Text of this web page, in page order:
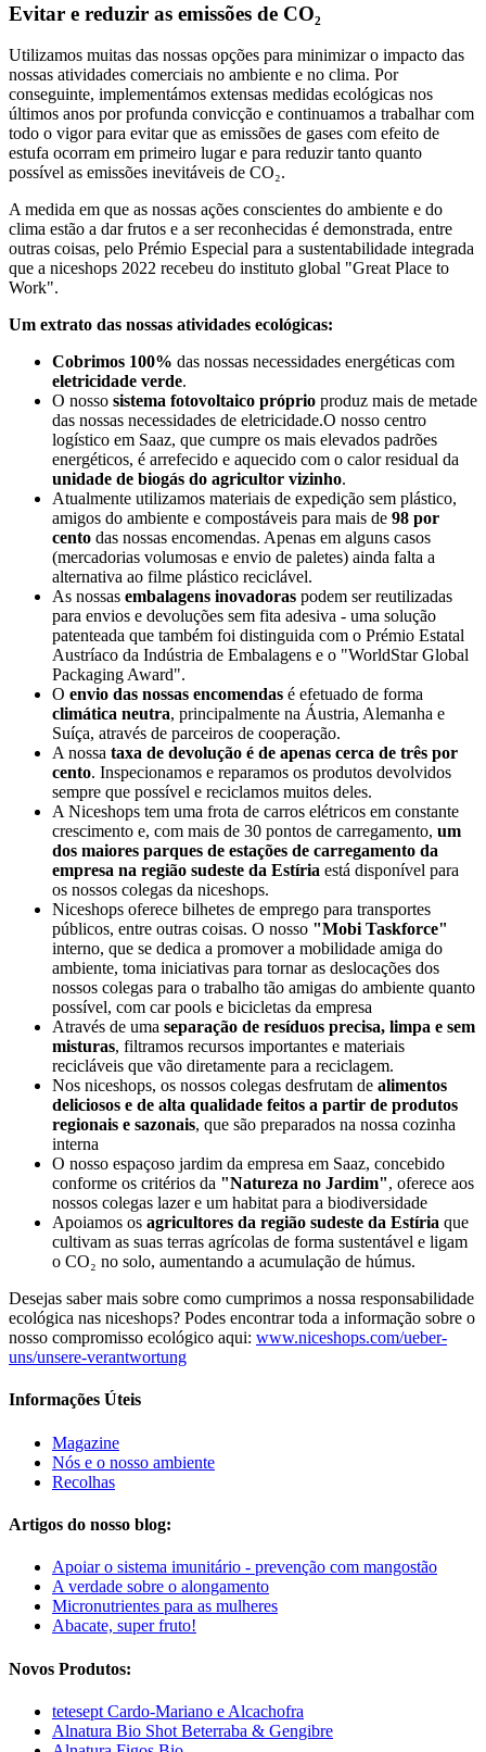
Evitar e reduzir as emissões de CO₂
Utilizamos muitas das nossas opções para minimizar o impacto das
nossas atividades comerciais no ambiente e no clima. Por
conseguinte, implementámos extensas medidas ecológicas nos
últimos anos por profunda convicção e continuamos a trabalhar com
todo o vigor para evitar que as emissões de gases com efeito de
estufa ocorram em primeiro lugar e para reduzir tanto quanto
possível as emissões inevitáveis de CO₂.
A medida em que as nossas ações conscientes do ambiente e do
clima estão a dar frutos e a ser reconhecidas é demonstrada, entre
outras coisas, pelo Prémio Especial para a sustentabilidade integrada
que a niceshops 2022 recebeu do instituto global "Great Place to
Work".
Um extrato das nossas atividades ecológicas:
Cobrimos 100% das nossas necessidades energéticas com
eletricidade verde.
O nosso sistema fotovoltaico próprio produz mais de metade
das nossas necessidades de eletricidade.O nosso centro
logístico em Saaz, que cumpre os mais elevados padrões
energéticos, é arrefecido e aquecido com o calor residual da
unidade de biogás do agricultor vizinho.
Atualmente utilizamos materiais de expedição sem plástico,
amigos do ambiente e compostáveis para mais de 98 por
cento das nossas encomendas. Apenas em alguns casos
(mercadorias volumosas e envio de paletes) ainda falta a
alternativa ao filme plástico reciclável.
As nossas embalagens inovadoras podem ser reutilizadas
para envios e devoluções sem fita adesiva - uma solução
patenteada que também foi distinguida com o Prémio Estatal
Austríaco da Indústria de Embalagens e o "WorldStar Global
Packaging Award".
O envio das nossas encomendas é efetuado de forma
climática neutra, principalmente na Áustria, Alemanha e
Suíça, através de parceiros de cooperação.
A nossa taxa de devolução é de apenas cerca de três por
cento. Inspecionamos e reparamos os produtos devolvidos
sempre que possível e reciclamos muitos deles.
A Niceshops tem uma frota de carros elétricos em constante
crescimento e, com mais de 30 pontos de carregamento, um
dos maiores parques de estações de carregamento da
empresa na região sudeste da Estíria está disponível para
os nossos colegas da niceshops.
Niceshops oferece bilhetes de emprego para transportes
públicos, entre outras coisas. O nosso "Mobi Taskforce"
interno, que se dedica a promover a mobilidade amiga do
ambiente, toma iniciativas para tornar as deslocações dos
nossos colegas para o trabalho tão amigas do ambiente quanto
possível, com car pools e bicicletas da empresa
Através de uma separação de resíduos precisa, limpa e sem
misturas, filtramos recursos importantes e materiais
recicláveis que vão diretamente para a reciclagem.
Nos niceshops, os nossos colegas desfrutam de alimentos
deliciosos e de alta qualidade feitos a partir de produtos
regionais e sazonais, que são preparados na nossa cozinha
interna
O nosso espaçoso jardim da empresa em Saaz, concebido
conforme os critérios da "Natureza no Jardim", oferece aos
nossos colegas lazer e um habitat para a biodiversidade
Apoiamos os agricultores da região sudeste da Estíria que
cultivam as suas terras agrícolas de forma sustentável e ligam
o CO₂ no solo, aumentando a acumulação de húmus.
Desejas saber mais sobre como cumprimos a nossa responsabilidade
ecológica nas niceshops? Podes encontrar toda a informação sobre o
nosso compromisso ecológico aqui: www.niceshops.com/ueber-
uns/unsere-verantwortung
Informações Úteis
Magazine
Nós e o nosso ambiente
Recolhas
Artigos do nosso blog:
Apoiar o sistema imunitário - prevenção com mangostão
A verdade sobre o alongamento
Micronutrientes para as mulheres
Abacate, super fruto!
Novos Produtos:
tetesept Cardo-Mariano e Alcachofra
Alnatura Bio Shot Beterraba & Gengibre